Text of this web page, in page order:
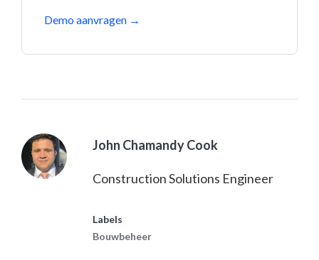
Demo aanvragen →
John Chamandy Cook
Construction Solutions Engineer
Labels
Bouwbeheer